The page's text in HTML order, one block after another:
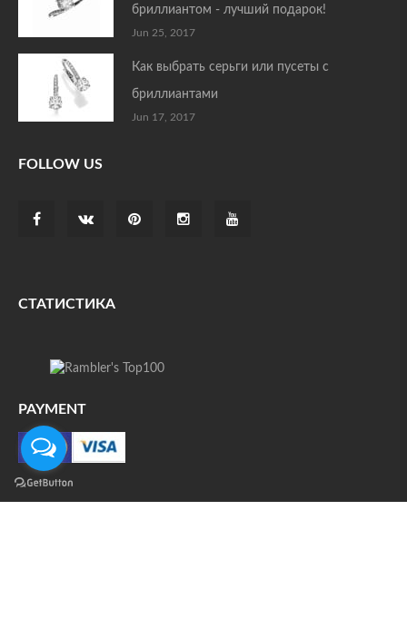
бриллиантом - лучший подарок!
Jun 25, 2017
Как выбрать серьги или пусеты с
бриллиантами
Jun 17, 2017
FOLLOW US
СТАТИСТИКА
PAYMENT